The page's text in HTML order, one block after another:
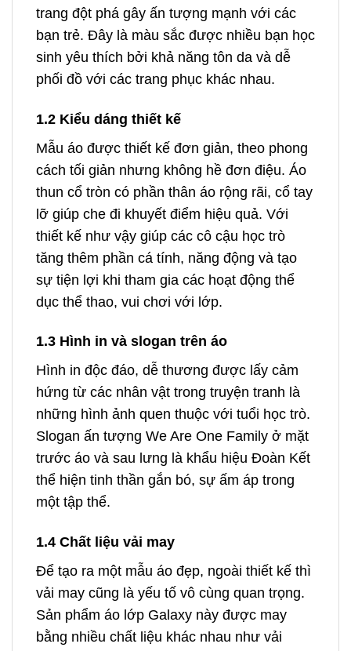
trang đột phá gây ấn tượng mạnh với các
bạn trẻ. Đây là màu sắc được nhiều bạn học
sinh yêu thích bởi khả năng tôn da và dễ
phối đồ với các trang phục khác nhau.
1.2 Kiểu dáng thiết kế
Mẫu áo được thiết kế đơn giản, theo phong
cách tối giản nhưng không hề đơn điệu. Áo
thun cổ tròn có phần thân áo rộng rãi, cổ tay
lỡ giúp che đi khuyết điểm hiệu quả. Với
thiết kế như vậy giúp các cô cậu học trò
tăng thêm phần cá tính, năng động và tạo
sự tiện lợi khi tham gia các hoạt động thể
dục thể thao, vui chơi với lớp.
1.3 Hình in và slogan trên áo
Hình in độc đáo, dễ thương được lấy cảm
hứng từ các nhân vật trong truyện tranh là
những hình ảnh quen thuộc với tuổi học trò.
Slogan ấn tượng We Are One Family ở mặt
trước áo và sau lưng là khẩu hiệu Đoàn Kết
thể hiện tinh thần gắn bó, sự ấm áp trong
một tập thể.
1.4 Chất liệu vải may
Để tạo ra một mẫu áo đẹp, ngoài thiết kế thì
vải may cũng là yếu tố vô cùng quan trọng.
Sản phẩm áo lớp Galaxy này được may
bằng nhiều chất liệu khác nhau như vải